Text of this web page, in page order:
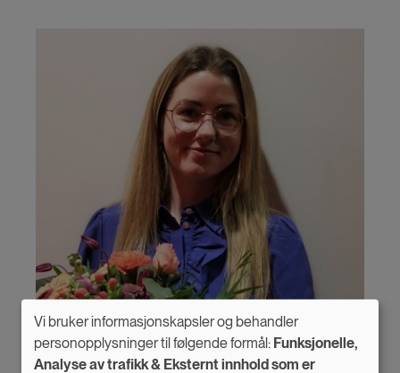
Use
Vi bruker informasjonskapsler og behandler
personopplysninger til følgende formål: Funksjonelle,
Analyse av trafikk & Eksternt innhold som er